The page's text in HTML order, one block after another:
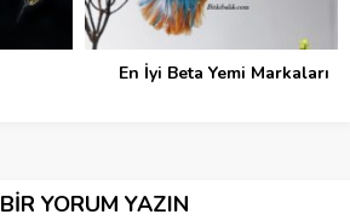
En İyi Beta Yemi Markaları
BİR YORUM YAZIN